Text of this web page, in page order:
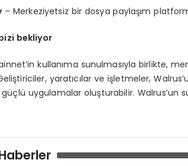
– Merkeziyetsiz bir dosya paylaşım
bekliyor
kullanıma sunulmasıyla birlikte,
yaratıcılar ve işletmeler,
uygulamalar oluşturabilir. Walrus’un